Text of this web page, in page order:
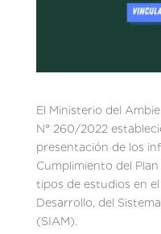
El Ministerio del
N° 260/2022
presentación de los
Cumplimiento del
tipos de estudios en
Desarrollo, del
(SIAM).